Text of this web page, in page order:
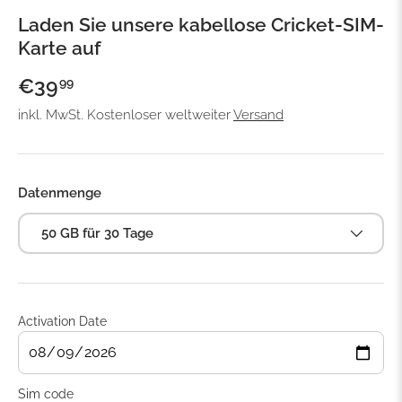
Laden Sie unsere kabellose Cricket-SIM-
Karte auf
€3999
inkl. MwSt. Kostenloser weltweiterVersand
Datenmenge
50 GB für 30 Tage
Activation Date
Sim code